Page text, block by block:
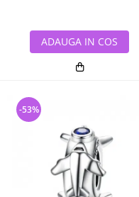
ADAUGA IN COS
-53%